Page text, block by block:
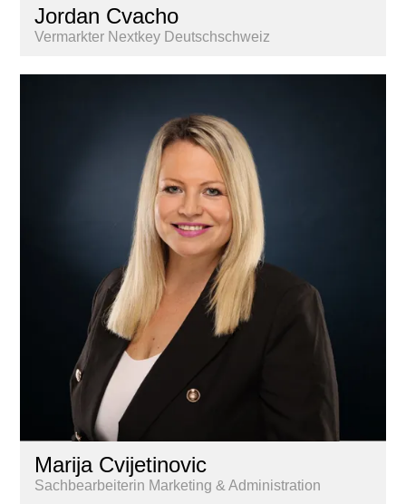
Jordan Cvacho
Vermarkter Nextkey Deutschschweiz
Marija Cvijetinovic
Sachbearbeiterin Marketing & Administration